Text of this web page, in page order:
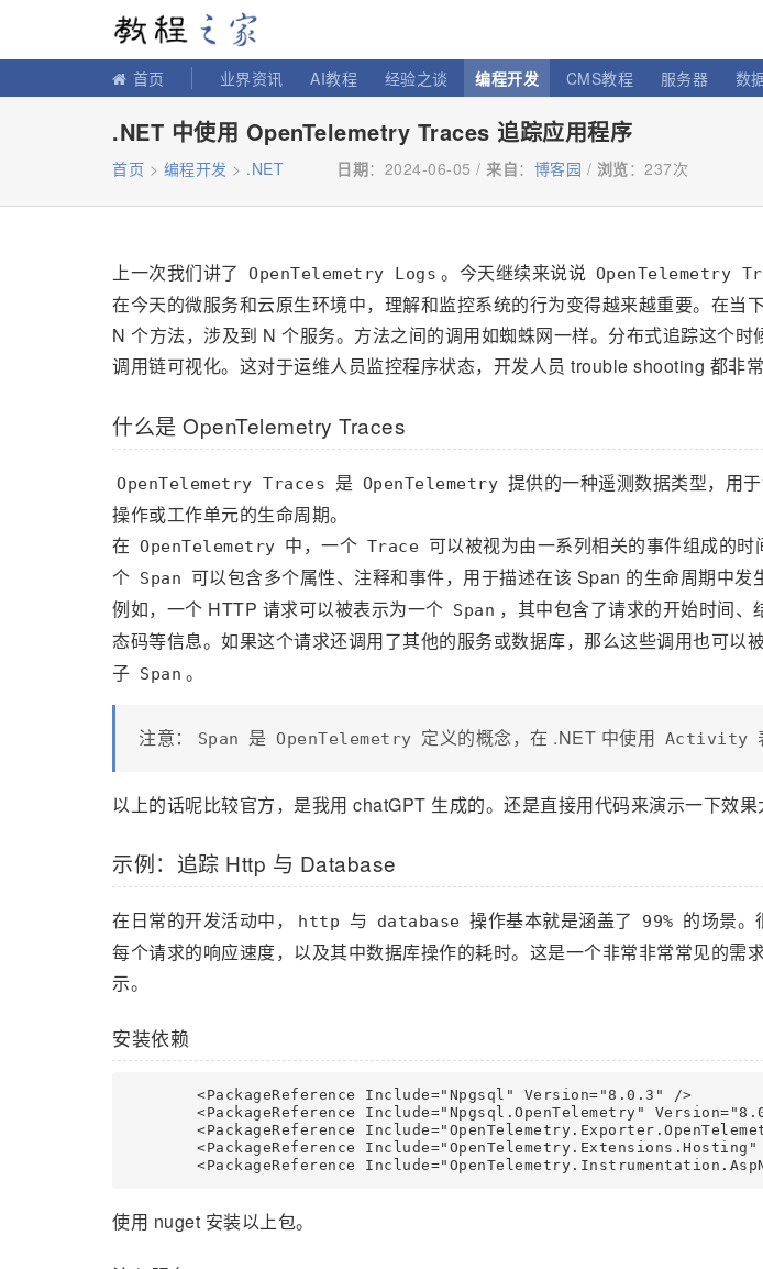
首页 业界资讯 AI教程 经验之谈 编程开发 CMS教程 服务器 数
.NET 中使用 OpenTelemetry Traces 追踪应用程序
首页 > 编程开发 > .NET 日期：2024-06-05 / 来自： 博客园 / 浏览： 237次
上一次我们讲了 OpenTelemetry Logs 。今天继续来说说 OpenTelemetry
在今天的微服务和云原生环境中，理解和监控系统的行为变得越来越重要。在当
N 个方法，涉及到 N 个服务。方法之间的调用如蜘蛛网一样。分布式追踪这个
调用链可视化。这对于运维人员监控程序状态，开发人员 trouble shooting 都非常
什么是 OpenTelemetry Traces
OpenTelemetry Traces 是 OpenTelemetry 提供的一种遥测数据类型，用
操作或工作单元的生命周期。
在 OpenTelemetry 中，一个 Trace 可以被视为由一系列相关的事件组成的时
个 Span
可以包含多个属性、注释和事件，用于描述在该 Span 的生命周期中发
例如，一个 HTTP 请求可以被表示为一个 Span ，其中包含了请求的开始时间
态码等信息。如果这个请求还调用了其他的服务或数据库，那么这些调用也可以
子 Span 。
注意： Span 是 OpenTelemetry 定义的概念，在 .NET 中使用 Activity
以上的话呢比较官方，是我用 chatGPT 生成的。还是直接用代码来演示一下效果
示例：追踪 Http 与 Database
在日常的开发活动中， http 与 database 操作基本就是涵盖了 99% 的场景。
每个请求的响应速度，以及其中数据库操作的耗时。这是一个非常非常常见的需
示。
安装依赖
	<PackageReference Include="Npgsql" Version="8.0.3" />
	<PackageReference Include="Npgsql.OpenTelemetry" Version="8.0.3" />
	<PackageReference Include="OpenTelemetry.Exporter.OpenTelemetryProtocol" Version="1.8.1" />
	<PackageReference Include="OpenTelemetry.Extensions.Hosting" Version="1.8.1" />
使用 nuget 安装以上包。